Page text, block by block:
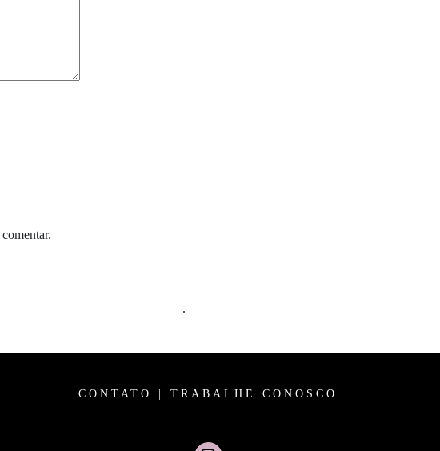
.
CONTATO TRABALHE CONOSCO